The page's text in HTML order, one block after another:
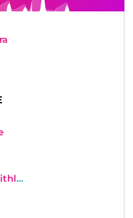
Bebe Rexha & Faithless